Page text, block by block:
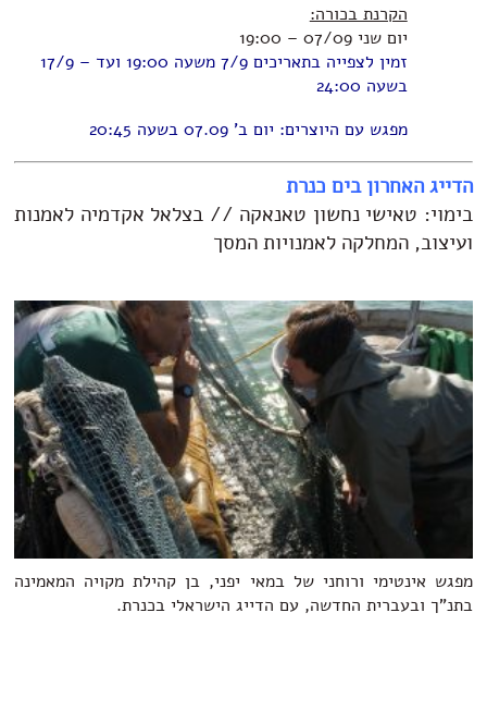
הקרנת בכורה:
יום שני 07/09 – 19:00
זמין לצפייה בתאריכים 7/9 משעה 19:00 ועד – 17/9
בשעה 24:00
מפגש עם היוצרים: יום ב' 07.09 בשעה 20:45
הדייג האחרון בים כנרת
בימוי: טאישי נחשון טאנאקה // בצלאל אקדמיה לאמנות
ועיצוב, המחלקה לאמנויות המסך
מפגש אינטימי ורוחני של במאי יפני, בן קהילת מקויה המאמינה
בתנ"ך ובעברית החדשה, עם הדייג הישראלי בכנרת.